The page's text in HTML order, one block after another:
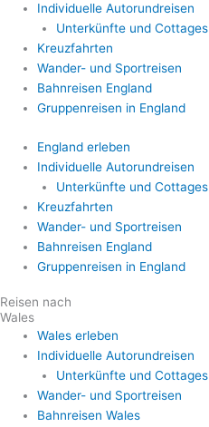
Individuelle Autorundreisen
Unterkünfte und Cottages
Kreuzfahrten
Wander- und Sportreisen
Bahnreisen England
Gruppenreisen in England
England erleben
Individuelle Autorundreisen
Unterkünfte und Cottages
Kreuzfahrten
Wander- und Sportreisen
Bahnreisen England
Gruppenreisen in England
Reisen nach
Wales
Wales erleben
Individuelle Autorundreisen
Unterkünfte und Cottages
Wander- und Sportreisen
Bahnreisen Wales